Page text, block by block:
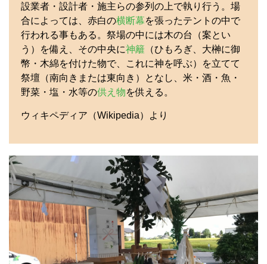
設業者・設計者・施主らの参列の上で執り行う。場
合によっては、赤白の横断幕を張ったテントの中で
行われる事もある。祭場の中には木の台（案とい
う）を備え、その中央に神籬 （ひもろぎ、大榊に御
幣・木綿を付けた物で、これに神を呼ぶ）を立てて
祭壇（南向きまたは東向き）となし、米・酒・魚・
野菜・塩・水等の供え物を供える。
ウィキペディア（Wikipedia）より